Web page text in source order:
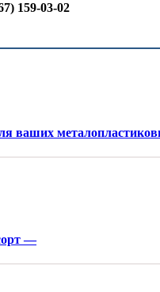
159-03-02
ваших
—